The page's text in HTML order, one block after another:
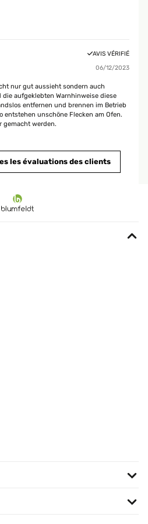
AVIS VÉRIFIÉ
06/12/2023
nur gut aussieht sondern auch
aufgeklebten Warnhinweise diese
entfernen und brennen im Betrieb
entstehen unschöne Flecken am Ofen.
gemacht werden.
2x im Dutchofen darauf gekocht und
Größe her, kann man den bestimmt
einem echten Erlebnis gemacht. In
bin. Packungsinhalt :Als ich das
überascht, was alles darin
sicher zu bewegen. Das Beste
das Ganze wirklich komplett. Kein
montiert, du musst nur den
schon ist sie einsatzbereit. Das hat mir
habe sie jetzt schon eine Weile und sie
les évaluations des clients